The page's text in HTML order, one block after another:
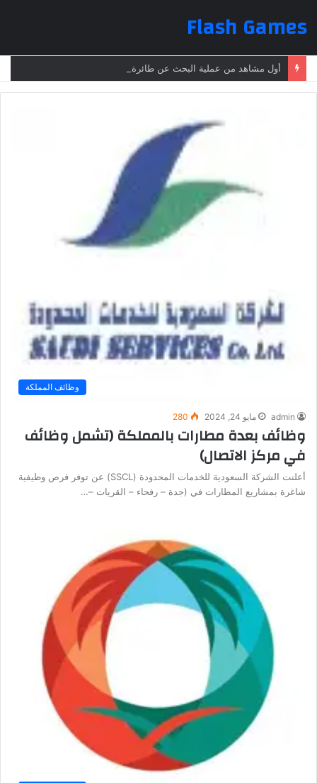
Flash Games
وظائف المملكة
admin مايو 24, 2024 280
وظائف بعدة مطارات بالمملكة (تشمل وظائف
في مركز الاتصال)
أعلنت الشركة السعودية للخدمات المحدودة (SSCL) عن توفر فرص وظيفية
شاغرة بمشاريع المطارات في (جدة – رفحاء – القريات –…